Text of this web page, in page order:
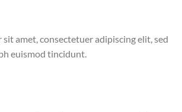
amet, consectetuer adipiscing elit, sed
euismod tincidunt.